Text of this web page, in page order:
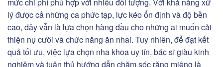
lý được cả những ca phức tạp, lực kéo ổn định và độ bền
cao, đây vẫn là lựa chọn hàng đầu cho những ai muốn cải
thiện nụ cười và chức năng ăn nhai. Tuy nhiên, để đạt kết
quả tối ưu, việc lựa chọn nha khoa uy tín, bác sĩ giàu kinh
nghiệm và tuân thủ hướng dẫn chăm sóc răng miệng là